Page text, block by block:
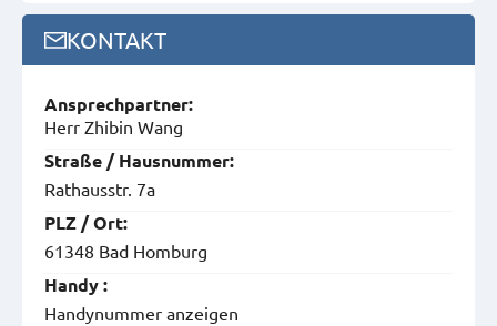
KONTAKT
Ansprech­partner:
Herr Zhibin Wang
Straße / Hausnummer:
Rathausstr. 7a
PLZ / Ort:
61348 Bad Homburg
Handy :
Handynummer anzeigen